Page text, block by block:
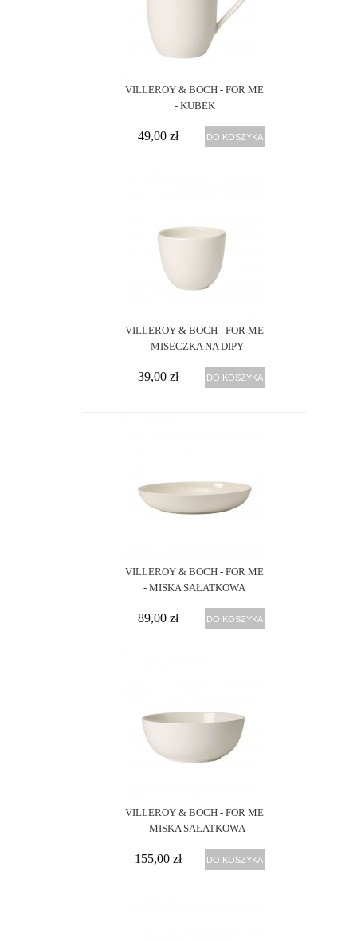
VILLEROY & BOCH - FOR ME
- KUBEK
49,00 zł DO KOSZYKA
VILLEROY & BOCH - FOR ME
- MISECZKA NA DIPY
39,00 zł DO KOSZYKA
VILLEROY & BOCH - FOR ME
- MISKA SAŁATKOWA
89,00 zł DO KOSZYKA
VILLEROY & BOCH - FOR ME
- MISKA SAŁATKOWA
155,00 zł DO KOSZYKA